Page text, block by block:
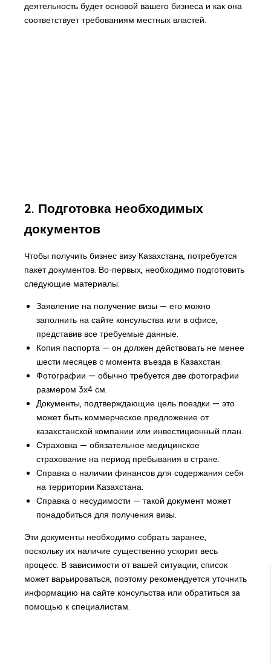
деятельность будет основой вашего бизнеса и как она
соответствует требованиям местных властей.
2. Подготовка необходимых
документов
Чтобы получить бизнес визу Казахстана, потребуется
пакет документов. Во-первых, необходимо подготовить
следующие материалы:
Заявление на получение визы — его можно
заполнить на сайте консульства или в офисе,
представив все требуемые данные.
Копия паспорта — он должен действовать не менее
шести месяцев с момента въезда в Казахстан.
Фотографии — обычно требуется две фотографии
размером 3х4 см.
Документы, подтверждающие цель поездки — это
может быть коммерческое предложение от
казахстанской компании или инвестиционный план.
Страховка — обязательное медицинское
страхование на период пребывания в стране.
Справка о наличии финансов для содержания себя
на территории Казахстана.
Справка о несудимости — такой документ может
понадобиться для получения визы.
Эти документы необходимо собрать заранее,
поскольку их наличие существенно ускорит весь
процесс. В зависимости от вашей ситуации, список
может варьироваться, поэтому рекомендуется уточнить
информацию на сайте консульства или обратиться за
помощью к специалистам.